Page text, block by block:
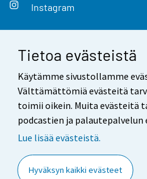
Tietoa evästeistä
Käytämme sivustollamme
Välttämättömiä evästeitä
toimii oikein. Muita evästeitä
podcastien ja palautepalvelun
Lue lisää evästeistä.
Hyväksyn kaikki evästeet
Instagram
Yhteystiedot
Palaute
Käyttöehdot
Saavutettavuus